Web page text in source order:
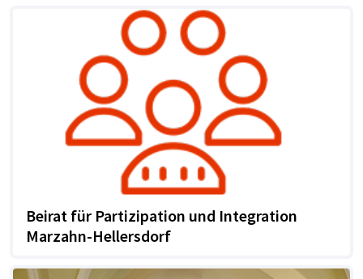
Beirat für Partizipation und Integration
Marzahn-Hellersdorf